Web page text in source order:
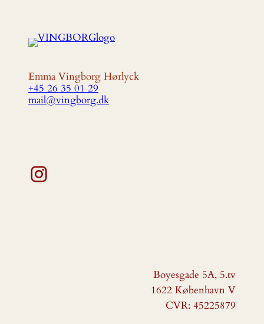
Emma Vingborg Hørlyck
+45 26 35 01 29
mail@vingborg.dk
Instagram
Boyesgade 5A, 5.tv
1622 København V
CVR: 45225879